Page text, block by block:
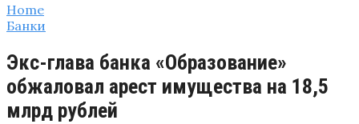
Home
Банки
Экс-глава банка «Образование»
обжаловал арест имущества на 18,5
млрд рублей